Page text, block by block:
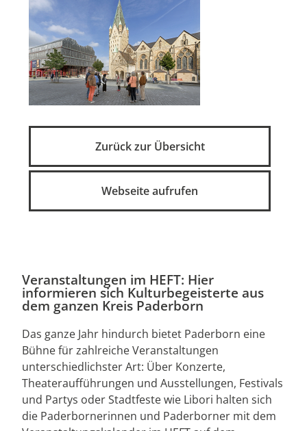
Zurück zur Übersicht
Webseite aufrufen
Veranstaltungen im HEFT: Hier
informieren sich Kulturbegeisterte aus
dem ganzen Kreis Paderborn
Das ganze Jahr hindurch bietet Paderborn eine
Bühne für zahlreiche Veranstaltungen
unterschiedlichster Art: Über Konzerte,
Theateraufführungen und Ausstellungen, Festivals
und Partys oder Stadtfeste wie Libori halten sich
die Paderbornerinnen und Paderborner mit dem